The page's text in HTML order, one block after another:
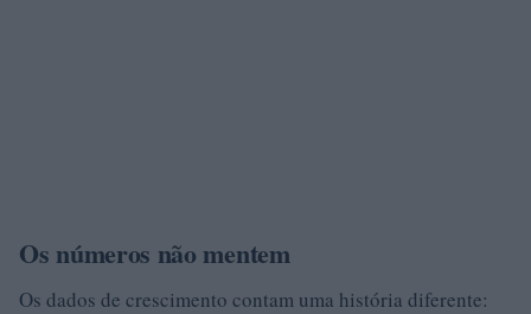
Os números não mentem
Os dados de crescimento contam uma história diferente: